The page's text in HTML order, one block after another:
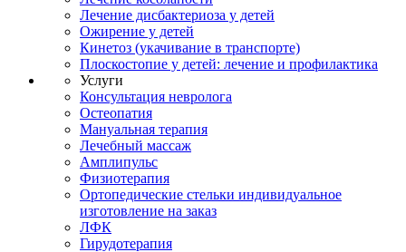
Лечение дисбактериоза у детей
Ожирение у детей
Кинетоз (укачивание в транспорте)
Плоскостопие у детей: лечение и профилактика
Услуги
Консультация невролога
Остеопатия
Мануальная терапия
Лечебный массаж
Амплипульс
Физиотерапия
Ортопедические стельки индивидуальное
изготовление на заказ
ЛФК
Гирудотерапия